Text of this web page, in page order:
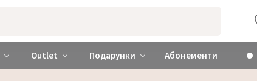
Outlet Подарунки Абонементи